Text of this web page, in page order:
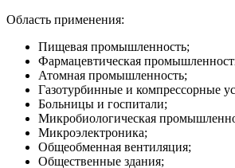
Область применения:
Пищевая промышленность;
Фармацевтическая
Атомная промышленность;
Газотурбинные и компрессорные
Больницы и госпитали;
Микробиологическая
Микроэлектроника;
Общеобменная вентиляция;
Общественные здания;